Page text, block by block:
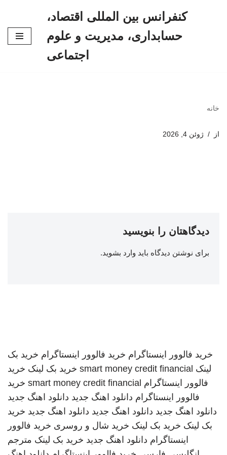
کنفرانس بین المللی اقتصاد،
حسابداری، مدیریت و علوم
اجتماعی
خانه
از ژوئن 4, 2026
دیدگاهتان را بنویسید
برای نوشتن دیدگاه باید وارد بشوید.
خرید فالوور اینستاگرام خرید فالوور اینستاگرام خرید بک
لینک smart money credit financial خرید بک لینک خرید
فالوور اینستاگرام smart money credit financial خرید
فالوور اینستاگرام دانلود اهنگ جدید دانلود اهنگ جدید
دانلود اهنگ جدید دانلود اهنگ جدید دانلود اهنگ جدید خرید
بک لینک خرید بک لینک خرید شال و روسری خرید فالوور
اینستاگرام دانلود اهنگ جدید خرید بک لینک مترجم